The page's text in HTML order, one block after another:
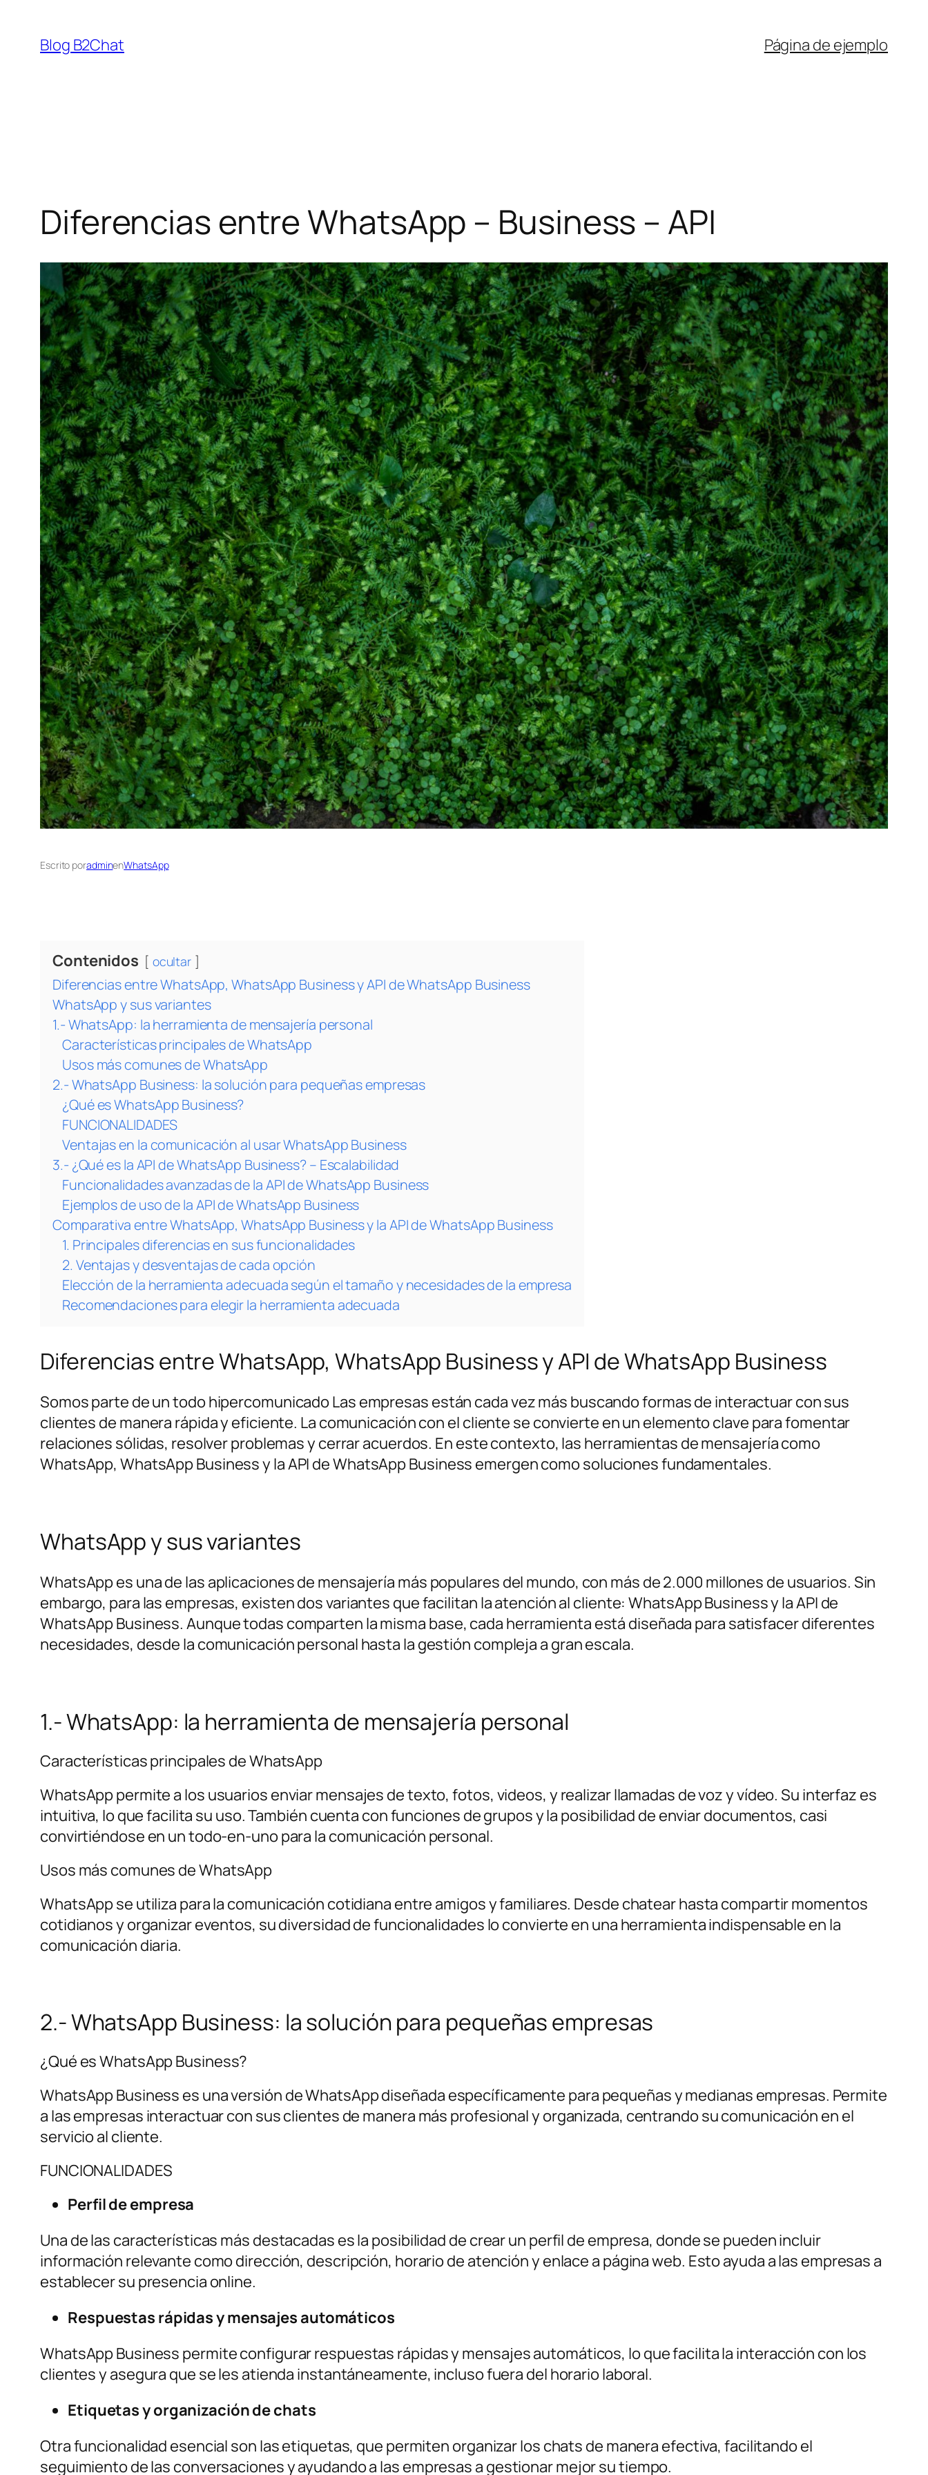
contenido
Blog B2Chat Página de ejemplo
Diferencias entre WhatsApp – Business – API
Escrito poradminenWhatsApp
Contenidos ocultar
Diferencias entre WhatsApp, WhatsApp Business y API de WhatsApp Business
WhatsApp y sus variantes
1.- WhatsApp: la herramienta de mensajería personal
Características principales de WhatsApp
Usos más comunes de WhatsApp
2.- WhatsApp Business: la solución para pequeñas empresas
¿Qué es WhatsApp Business?
FUNCIONALIDADES
Ventajas en la comunicación al usar WhatsApp Business
3.- ¿Qué es la API de WhatsApp Business? – Escalabilidad
Funcionalidades avanzadas de la API de WhatsApp Business
Ejemplos de uso de la API de WhatsApp Business
Comparativa entre WhatsApp, WhatsApp Business y la API de WhatsApp Business
1. Principales diferencias en sus funcionalidades
2. Ventajas y desventajas de cada opción
Elección de la herramienta adecuada según el tamaño y necesidades de la empresa
Recomendaciones para elegir la herramienta adecuada
Diferencias entre WhatsApp, WhatsApp Business y API de WhatsApp Business
Somos parte de un todo hipercomunicado Las empresas están cada vez más buscando formas de interactuar con sus
clientes de manera rápida y eficiente. La comunicación con el cliente se convierte en un elemento clave para fomentar
relaciones sólidas, resolver problemas y cerrar acuerdos. En este contexto, las herramientas de mensajería como
WhatsApp, WhatsApp Business y la API de WhatsApp Business emergen como soluciones fundamentales.
WhatsApp y sus variantes
WhatsApp es una de las aplicaciones de mensajería más populares del mundo, con más de 2.000 millones de usuarios. Sin
embargo, para las empresas, existen dos variantes que facilitan la atención al cliente: WhatsApp Business y la API de
WhatsApp Business. Aunque todas comparten la misma base, cada herramienta está diseñada para satisfacer diferentes
necesidades, desde la comunicación personal hasta la gestión compleja a gran escala.
1.- WhatsApp: la herramienta de mensajería personal
Características principales de WhatsApp
WhatsApp permite a los usuarios enviar mensajes de texto, fotos, videos, y realizar llamadas de voz y vídeo. Su interfaz es
intuitiva, lo que facilita su uso. También cuenta con funciones de grupos y la posibilidad de enviar documentos, casi
convirtiéndose en un todo-en-uno para la comunicación personal.
Usos más comunes de WhatsApp
WhatsApp se utiliza para la comunicación cotidiana entre amigos y familiares. Desde chatear hasta compartir momentos
cotidianos y organizar eventos, su diversidad de funcionalidades lo convierte en una herramienta indispensable en la
comunicación diaria.
2.- WhatsApp Business: la solución para pequeñas empresas
¿Qué es WhatsApp Business?
WhatsApp Business es una versión de WhatsApp diseñada específicamente para pequeñas y medianas empresas. Permite
a las empresas interactuar con sus clientes de manera más profesional y organizada, centrando su comunicación en el
servicio al cliente.
FUNCIONALIDADES
Perfil de empresa
Una de las características más destacadas es la posibilidad de crear un perfil de empresa, donde se pueden incluir
información relevante como dirección, descripción, horario de atención y enlace a página web. Esto ayuda a las empresas a
establecer su presencia online.
Respuestas rápidas y mensajes automáticos
WhatsApp Business permite configurar respuestas rápidas y mensajes automáticos, lo que facilita la interacción con los
clientes y asegura que se les atienda instantáneamente, incluso fuera del horario laboral.
Etiquetas y organización de chats
Otra funcionalidad esencial son las etiquetas, que permiten organizar los chats de manera efectiva, facilitando el
seguimiento de las conversaciones y ayudando a las empresas a gestionar mejor su tiempo.